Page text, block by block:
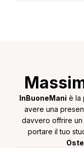
InBuoneMani è la
avere una
davvero offrire
portare il tuo